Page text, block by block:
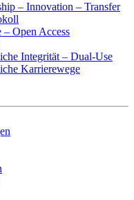
– Innovation – Transfer
– Open Access
Integrität – Dual-Use
Karrierewege